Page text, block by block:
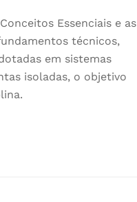
Essenciais e as
técnicos,
em sistemas
isoladas, o objetivo